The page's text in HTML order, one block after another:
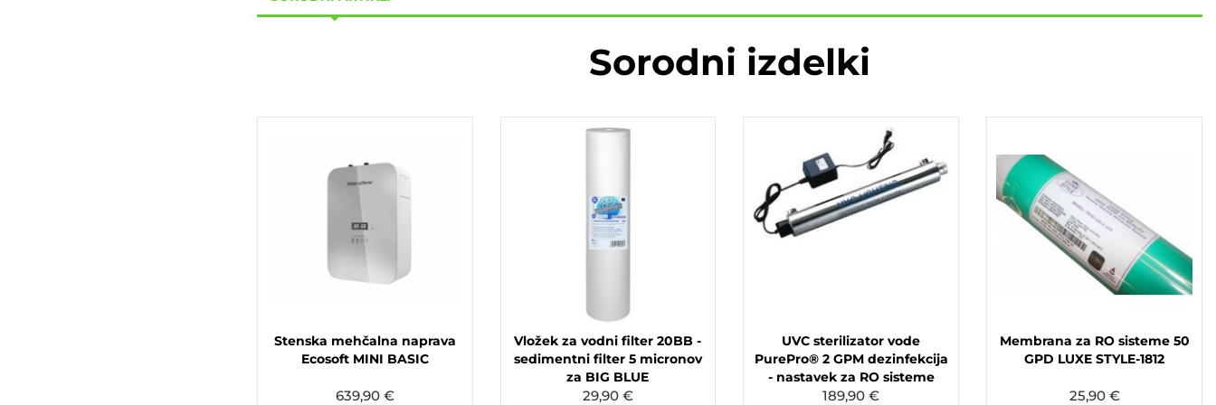
Sorodni izdelki
Stenska mehčalna naprava
Ecosoft MINI BASIC
639,90 €
Vložek za vodni filter 20BB -
sedimentni filter 5 micronov
za BIG BLUE
29,90 €
UVC sterilizator vode
PurePro® 2 GPM dezinfekcija
- nastavek za RO sisteme
189,90 €
Membrana za RO sisteme 50
GPD LUXE STYLE-1812
25,90 €